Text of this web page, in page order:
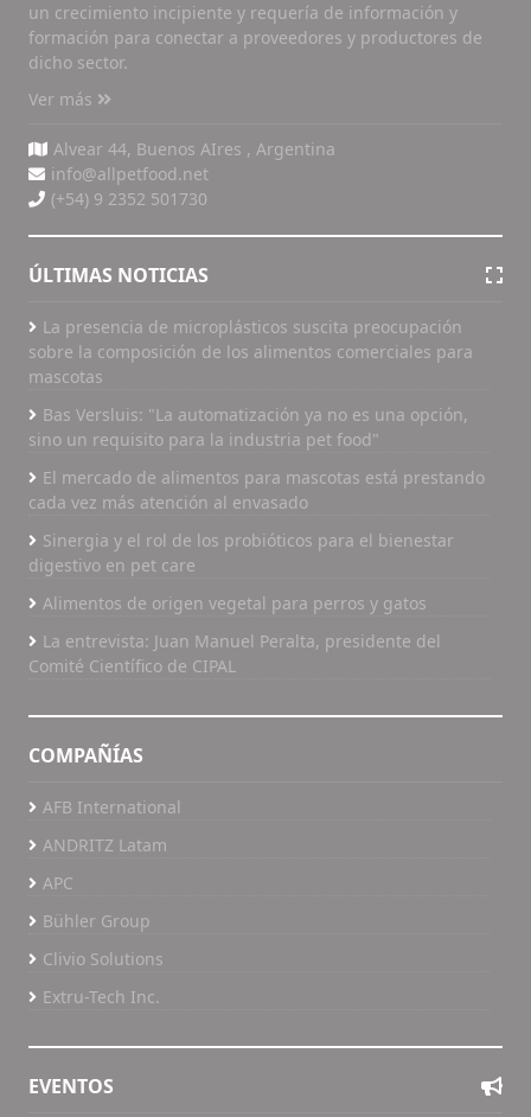
un crecimiento incipiente y requería de información y
formación para conectar a proveedores y productores de
dicho sector.
Ver más
Alvear 44, Buenos AIres , Argentina
info@allpetfood.net
(+54) 9 2352 501730
ÚLTIMAS NOTICIAS
La presencia de microplásticos suscita preocupación
sobre la composición de los alimentos comerciales para
mascotas
Bas Versluis: "La automatización ya no es una opción,
sino un requisito para la industria pet food"
El mercado de alimentos para mascotas está prestando
cada vez más atención al envasado
Sinergia y el rol de los probióticos para el bienestar
digestivo en pet care
Alimentos de origen vegetal para perros y gatos
La entrevista: Juan Manuel Peralta, presidente del
Comité Científico de CIPAL
COMPAÑÍAS
AFB International
ANDRITZ Latam
APC
Bühler Group
Clivio Solutions
Extru-Tech Inc.
EVENTOS